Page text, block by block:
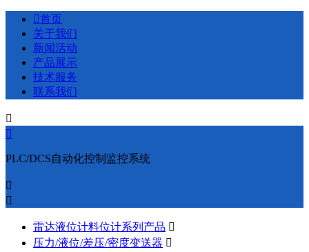
首页
关于我们
新闻活动
产品展示
技术服务
联系我们


PLC/DCS自动化控制监控系统


雷达液位计料位计系列产品 
压力/液位/差压/密度变送器 